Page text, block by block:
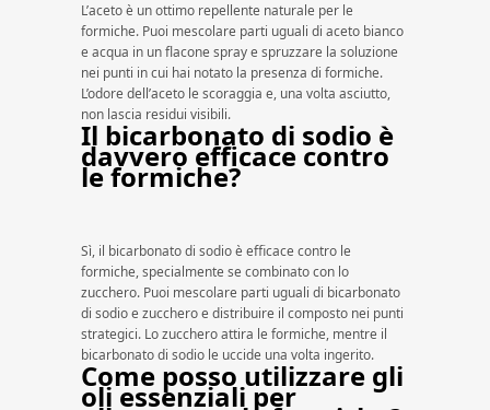
L’aceto è un ottimo repellente naturale per le
formiche. Puoi mescolare parti uguali di aceto bianco
e acqua in un flacone spray e spruzzare la soluzione
nei punti in cui hai notato la presenza di formiche.
L’odore dell’aceto le scoraggia e, una volta asciutto,
non lascia residui visibili.
Il bicarbonato di sodio è
davvero efficace contro
le formiche?
Sì, il bicarbonato di sodio è efficace contro le
formiche, specialmente se combinato con lo
zucchero. Puoi mescolare parti uguali di bicarbonato
di sodio e zucchero e distribuire il composto nei punti
strategici. Lo zucchero attira le formiche, mentre il
bicarbonato di sodio le uccide una volta ingerito.
Come posso utilizzare gli
oli essenziali per